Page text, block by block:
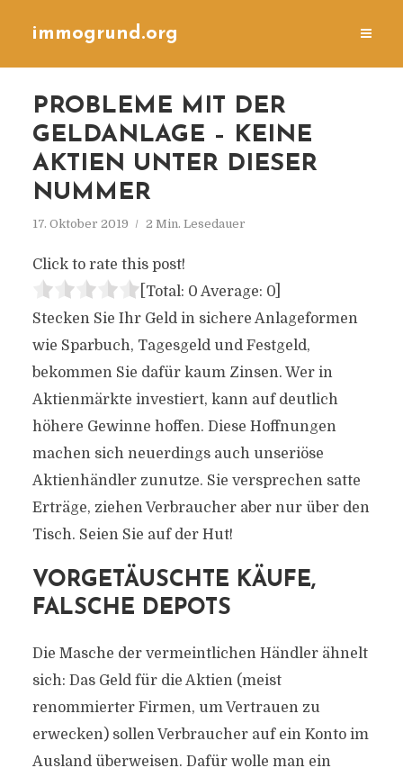
immogrund.org
PROBLEME MIT DER
GELDANLAGE – KEINE
AKTIEN UNTER DIESER
NUMMER
17. Oktober 2019 2 Min. Lesedauer
Click to rate this post!
[Total: 0 Average: 0]
Stecken Sie Ihr Geld in sichere Anlageformen
wie Sparbuch, Tagesgeld und Festgeld,
bekommen Sie dafür kaum Zinsen. Wer in
Aktienmärkte investiert, kann auf deutlich
höhere Gewinne hoffen. Diese Hoffnungen
machen sich neuerdings auch unseriöse
Aktienhändler zunutze. Sie versprechen satte
Erträge, ziehen Verbraucher aber nur über den
Tisch. Seien Sie auf der Hut!
VORGETÄUSCHTE KÄUFE,
FALSCHE DEPOTS
Die Masche der vermeintlichen Händler ähnelt
sich: Das Geld für die Aktien (meist
renommierter Firmen, um Vertrauen zu
erwecken) sollen Verbraucher auf ein Konto im
Ausland überweisen. Dafür wolle man ein